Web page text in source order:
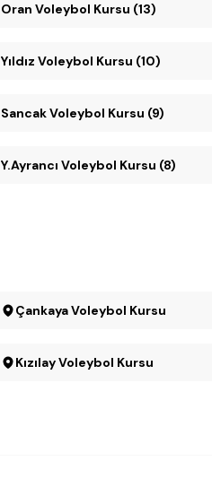
Oran Voleybol Kursu (13)
Yıldız Voleybol Kursu (10)
Sancak Voleybol Kursu (9)
Y.Ayrancı Voleybol Kursu (8)
Çankaya Voleybol Kursu
Kızılay Voleybol Kursu